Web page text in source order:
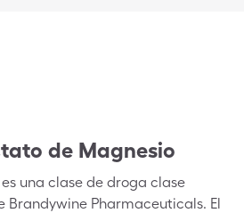
de Magnesio
una clase de droga clase
Brandywine Pharmaceuticals. El